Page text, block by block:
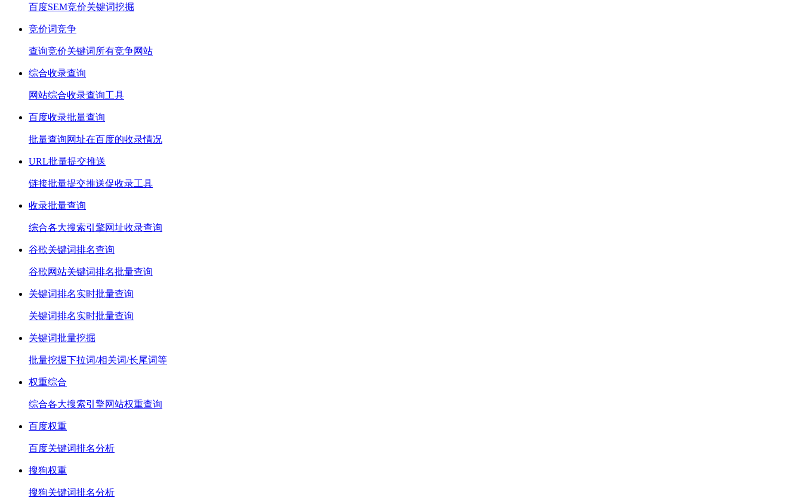
百度SEM竞价关键词挖掘
竞价词竞争
查询竞价关键词所有竞争网站
综合收录查询
网站综合收录查询工具
百度收录批量查询
批量查询网址在百度的收录情况
URL批量提交推送
链接批量提交推送促收录工具
收录批量查询
综合各大搜索引擎网址收录查询
谷歌关键词排名查询
谷歌网站关键词排名批量查询
关键词排名实时批量查询
关键词排名实时批量查询
关键词批量挖掘
批量挖掘下拉词/相关词/长尾词等
权重综合
综合各大搜索引擎网站权重查询
百度权重
百度关键词排名分析
搜狗权重
搜狗关键词排名分析